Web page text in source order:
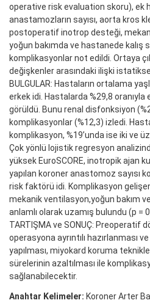
operative risk evaluation skoru), ek
anastamozların sayısı, aorta kros
postoperatif inotrop desteği,
yoğun bakımda ve hastanede kalış
komplikasyonlar not edildi. Ortaya
değişkenler arasındaki ilişki istatiksel
BULGULAR: Hastaların ortalama
erkek idi. Hastalarda %29,8 oranıyla
görüldü. Bunu renal disfonksiyon
komplikasyonlar (%12,3) izledi.
komplikasyon, %19’unda ise iki ve
Çok yönlü lojistik regresyon
yüksek EuroSCORE, inotropik ajan
yapılan koroner anastomoz sayısı
risk faktörü idi. Komplikasyon
mekanik ventilasyon,yoğun bakım
anlamlı olarak uzamış bulundu (p =
TARTIŞMA ve SONUÇ: Preoperatif
operasyona ayrıntılı hazırlanması
yapılması, miyokard koruma
sürelerinin azaltılması ile
sağlanabilecektir.
Anahtar Kelimeler: Koroner Arter